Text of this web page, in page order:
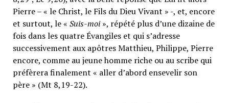
Pierre – « le Christ, le Fils du Dieu Vivant » -, et, encore
et surtout, le « Suis-moi», répété plus d’une dizaine de
fois dans les quatre Évangiles et qui s’adresse
successivement aux apôtres Matthieu, Philippe, Pierre
encore, comme au jeune homme riche ou au scribe qui
préfèrera finalement « aller d’abord ensevelir son
père » (Mt 8,19-22).